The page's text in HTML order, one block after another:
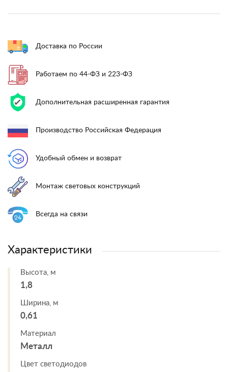
Доставка по России
Работаем по 44-ФЗ и 223-ФЗ
Дополнительная расширенная гарантия
Производство Российская Федерация
Удобный обмен и возврат
Монтаж световых конструкций
Всегда на связи
Характеристики
Высота, м
1,8
Ширина, м
0,61
Материал
Металл
Цвет светодиодов